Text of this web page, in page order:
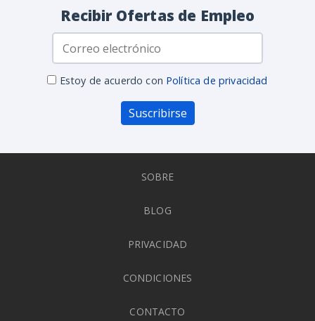
Recibir Ofertas de Empleo
Estoy de acuerdo con Política de privacidad
Suscribirse
SOBRE
BLOG
PRIVACIDAD
CONDICIONES
CONTACTO